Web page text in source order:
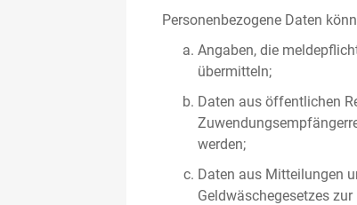
Personenbezogene Daten
Angaben, die
übermitteln;
Daten aus öffentlichen
werden;
Daten aus Mitteilungen
Geldwäschegesetzes